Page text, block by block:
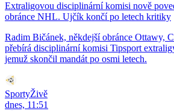
Extraligovou disciplinární komisi nově
obránce NHL. Ujčík končí po letech kritiky
Radim Bičánek, někdejší obránce Ottawy,
přebírá disciplinární komisi Tipsport
jemuž skončil mandát po osmi letech.
SportyŽivě
dnes, 11:51